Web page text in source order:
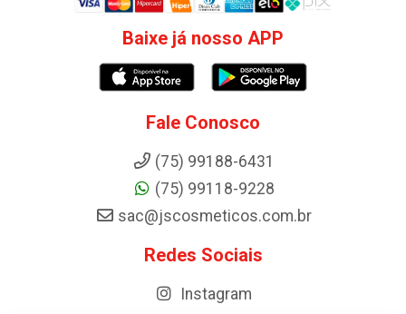
Baixe já nosso APP
Fale Conosco
(75) 99188-6431
(75) 99118-9228
sac@jscosmeticos.com.br
Redes Sociais
Instagram